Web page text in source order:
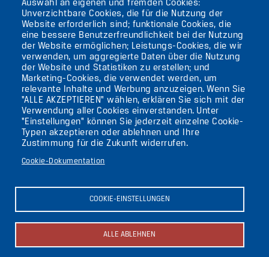
Auswahl an eigenen und fremden Cookies:
Unverzichtbare Cookies, die für die Nutzung der
Website erforderlich sind; funktionale Cookies, die
eine bessere Benutzerfreundlichkeit bei der Nutzung
der Website ermöglichen; Leistungs-Cookies, die wir
verwenden, um aggregierte Daten über die Nutzung
der Website und Statistiken zu erstellen; und
Marketing-Cookies, die verwendet werden, um
relevante Inhalte und Werbung anzuzeigen. Wenn Sie
"ALLE AKZEPTIEREN" wählen, erklären Sie sich mit der
Verwendung aller Cookies einverstanden. Unter
"Einstellungen" können Sie jederzeit einzelne Cookie-
Typen akzeptieren oder ablehnen und Ihre
Zustimmung für die Zukunft widerrufen.
Cookie-Dokumentation
COOKIE-EINSTELLUNGEN
ALLE ABLEHNEN
TEMPELHOF
AKTUELLES
KONTAKT
DIE UFAFABRIK
BERLIN
Suche
Secondary
menu
(GERMAN)